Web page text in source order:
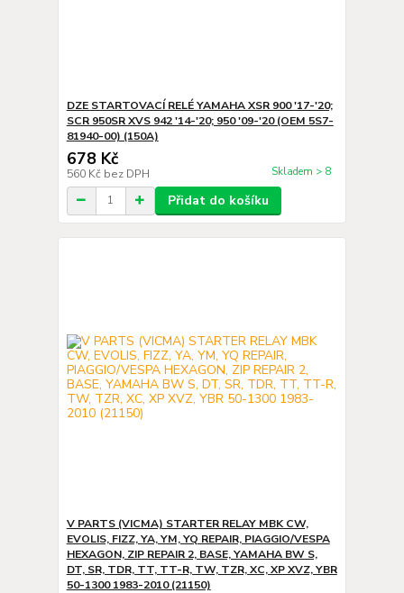
DZE STARTOVACÍ RELÉ YAMAHA XSR 900 '17-'20;
SCR 950SR XVS 942 '14-'20; 950 '09-'20 (OEM 5S7-
81940-00) (150A)
678 Kč
560 Kč bez DPH Skladem > 8
Přidat do košíku
V PARTS (VICMA) STARTER RELAY MBK CW,
EVOLIS, FIZZ, YA, YM, YQ REPAIR, PIAGGIO/VESPA
HEXAGON, ZIP REPAIR 2, BASE, YAMAHA BW S,
DT, SR, TDR, TT, TT-R, TW, TZR, XC, XP XVZ, YBR
50-1300 1983-2010 (21150)